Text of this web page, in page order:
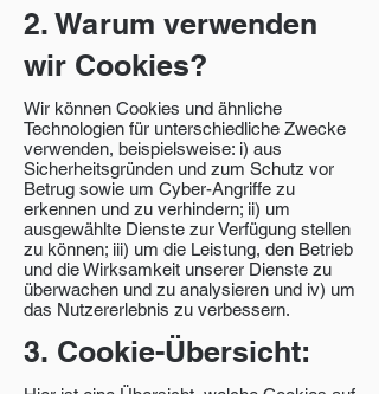
2. Warum verwenden
wir Cookies?
Wir können Cookies und ähnliche
Technologien für unterschiedliche Zwecke
verwenden, beispielsweise: i) aus
Sicherheitsgründen und zum Schutz vor
Betrug sowie um Cyber-Angriffe zu
erkennen und zu verhindern; ii) um
ausgewählte Dienste zur Verfügung stellen
zu können; iii) um die Leistung, den Betrieb
und die Wirksamkeit unserer Dienste zu
überwachen und zu analysieren und iv) um
das Nutzererlebnis zu verbessern.
3. Cookie-Übersicht: